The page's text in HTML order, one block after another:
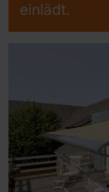
einlädt.